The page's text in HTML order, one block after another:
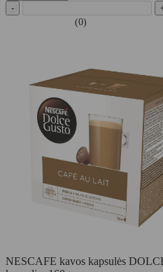
-
(0)
NESCAFE kavos kapsulės